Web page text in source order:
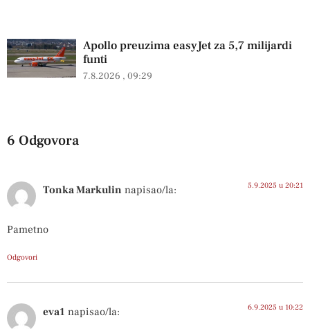
Apollo preuzima easyJet za 5,7 milijardi
funti
7.8.2026 09:29
6 Odgovora
Tonka Markulin napisao/la: 5.9.2025 u 20:21
Pametno
Odgovori
eva1 napisao/la: 6.9.2025 u 10:22